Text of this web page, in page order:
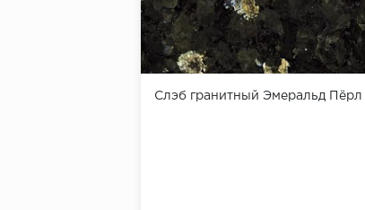
Слэб гранитный Эмеральд Пёрл